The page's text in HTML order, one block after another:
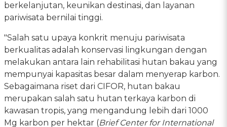
berkelanjutan, keunikan destinasi, dan layanan
pariwisata bernilai tinggi.
"Salah satu upaya konkrit menuju pariwisata
berkualitas adalah konservasi lingkungan dengan
melakukan antara lain rehabilitasi hutan bakau yang
mempunyai kapasitas besar dalam menyerap karbon.
Sebagaimana riset dari CIFOR, hutan bakau
merupakan salah satu hutan terkaya karbon di
kawasan tropis, yang mengandung lebih dari 1000
Mg karbon per hektar (Brief Center for International